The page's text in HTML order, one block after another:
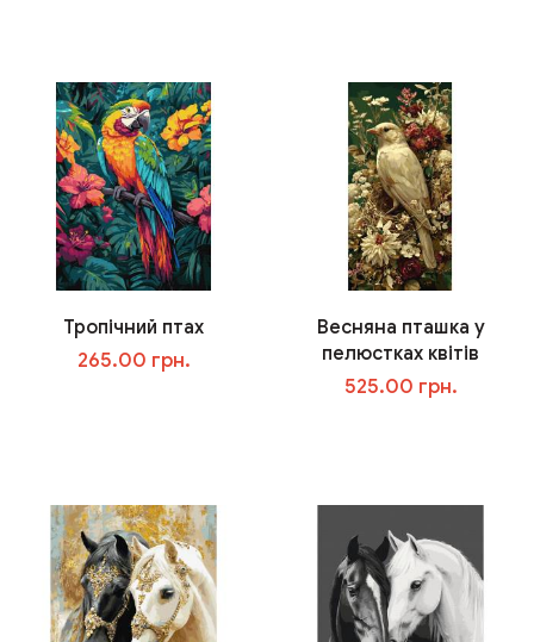
Тропічний птах
265.00 грн.
Весняна пташка у
пелюстках квітів
525.00 грн.